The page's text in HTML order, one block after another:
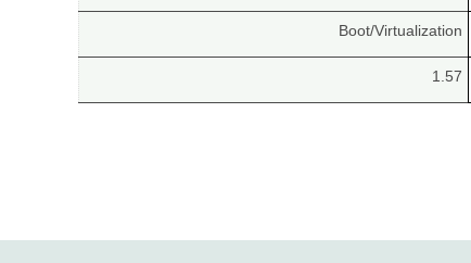
Boot/Virtualization
1.57